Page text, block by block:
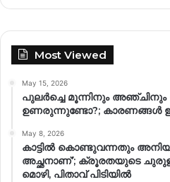
Most Viewed
May 15, 2026
പുലർച്ചെ മൂന്നിനും അഞ്ചിനും
ഉണരുന്നുണ്ടോ?; കാരണങ്ങള്‍
May 8, 2026
കാട്ടിൽ കൊണ്ടുവന്നതും
അച്ഛനാണ്’; ക്രൂരതയുടെ
മൊഴി, പിതാവ് പിടിയിൽ